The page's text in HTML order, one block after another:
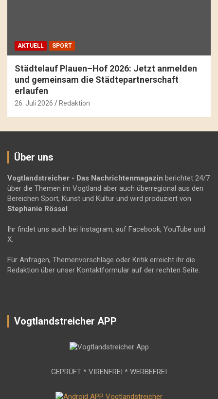
AKTUELL SPORT
Städtelauf Plauen–Hof 2026: Jetzt anmelden
und gemeinsam die Städtepartnerschaft
erlaufen
26. Juli 2026 Redaktion
Über uns
Vogtlandstreicher - Das Nachrichtenmagazin berichtet 24/7
über die Themen im Vogtland aber auch überregional aus den
Bereichen Sport, Kunst und Kultur und wird produziert von
Stephanie Rössel .
Ihr findet uns auch bei Instagram, auf Facebook, YouTube und
X.
Für Anfragen, Themenvorschläge oder Kritik erreicht ihr die
Redaktion über unser Kontaktformular auf der rechten Seite.
Vogtlandstreicher APP
GEPRÜFT * VIRENFREI * WERBEFREI